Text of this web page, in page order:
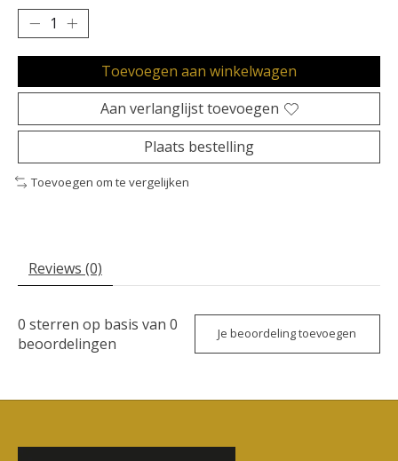
Toevoegen aan winkelwagen
Aan verlanglijst toevoegen
Plaats bestelling
Toevoegen om te vergelijken
Reviews (0)
0 sterren op basis van 0
beoordelingen
Je beoordeling toevoegen